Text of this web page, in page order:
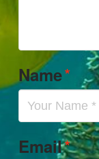
Name*
Email*